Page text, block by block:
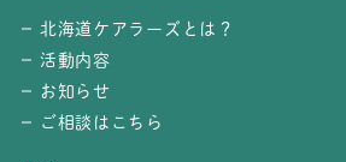
北海道ケアラーズとは？
活動内容
お知らせ
ご相談はこちら